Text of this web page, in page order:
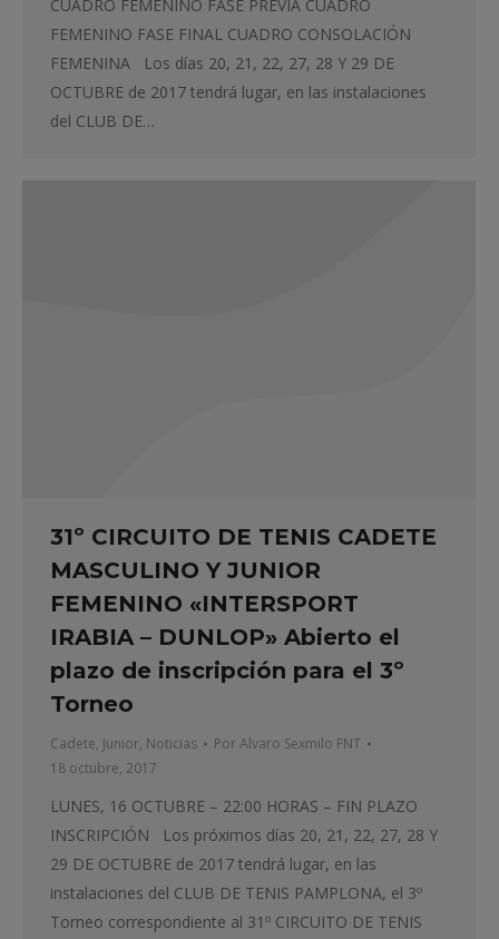
CUADRO FEMENINO FASE PREVIA CUADRO
FEMENINO FASE FINAL CUADRO CONSOLACIÓN
FEMENINA Los días 20, 21, 22, 27, 28 Y 29 DE
OCTUBRE de 2017 tendrá lugar, en las instalaciones
del CLUB DE…
31º CIRCUITO DE TENIS CADETE
MASCULINO Y JUNIOR
FEMENINO «INTERSPORT
IRABIA – DUNLOP» Abierto el
plazo de inscripción para el 3º
Torneo
Cadete, Junior, Noticias PorAlvaro Sexmilo FNT
18 octubre, 2017
LUNES, 16 OCTUBRE – 22:00 HORAS – FIN PLAZO
INSCRIPCIÓN Los próximos días 20, 21, 22, 27, 28 Y
29 DE OCTUBRE de 2017 tendrá lugar, en las
instalaciones del CLUB DE TENIS PAMPLONA, el 3º
Torneo correspondiente al 31º CIRCUITO DE TENIS